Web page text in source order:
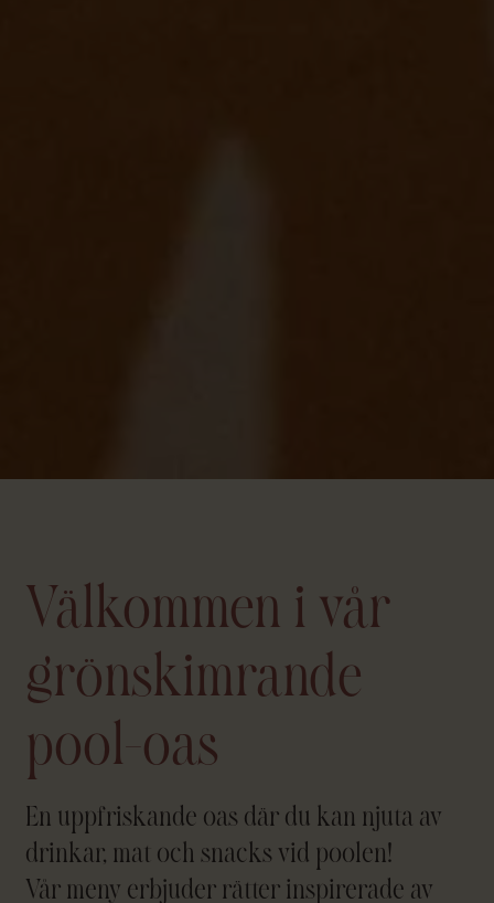
Välkommen i vår
grönskimrande
pool-oas
En uppfriskande oas där du kan njuta av
drinkar, mat och snacks vid poolen!
Vår meny erbjuder rätter inspirerade av